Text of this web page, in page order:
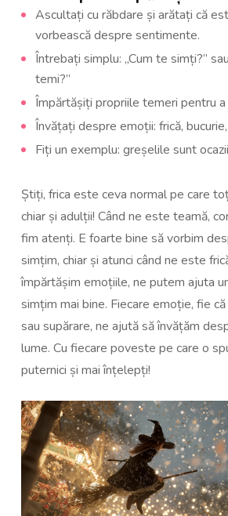
Ascultați cu răbdare și arătați că
vorbească despre sentimente.
Întrebați simplu: „Cum te simți?”
temi?”
Împărtășiți propriile temeri pentru
Învățați despre emoții: frică,
Fiți un exemplu: greșelile sunt
Știți, frica este ceva normal pe care
chiar și adulții! Când ne este teamă,
fim atenți. E foarte bine să vorbim
simțim, chiar și atunci când ne este
împărtășim emoțiile, ne putem ajuta
simțim mai bine. Fiecare emoție, fie
sau supărare, ne ajută să învățăm
lume. Cu fiecare poveste pe care o
puternici și mai înțelepți!